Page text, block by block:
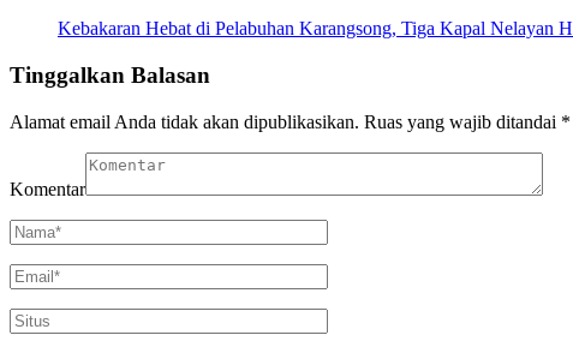
Kebakaran Hebat di Pelabuhan Karangsong, Tiga Kapal Nelayan
Tinggalkan Balasan
Alamat email Anda tidak akan dipublikasikan. Ruas yang wajib ditandai *
Komentar